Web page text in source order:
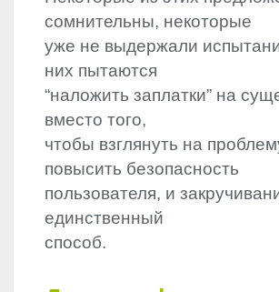
сомнительны, некоторые
уже не выдержали
них пытаются
“наложить заплатки” на
вместо того,
чтобы взглянуть на
повысить безопасность
пользователя, и
единственный
способ.